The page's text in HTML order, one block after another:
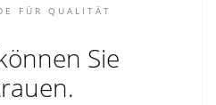
FÜR QUALITÄT
Sie